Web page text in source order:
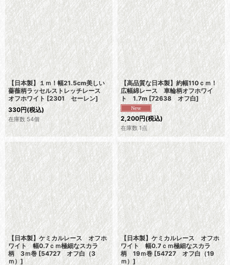
【日本製】１ｍ！幅21.5cm美しい
薔薇柄ラッセルストレッチレース
オフホワイト [2301 セーレン]
330円(税込)
在庫数 54個
【高品質な日本製】約幅110ｃｍ！
広幅綿レース 車輪柄オフホワイ
ト 1.7m [72638 オフ白]
2,200円(税込)
在庫数 1点
【日本製】ケミカルレース オフホ
ワイト 幅0.7ｃｍ極細なスカラ
柄 3ｍ巻 [54727 オフ白（3
ｍ）]
【日本製】ケミカルレース オフホ
ワイト 幅0.7ｃｍ極細なスカラ
柄 19ｍ巻 [54727 オフ白（19
ｍ）]